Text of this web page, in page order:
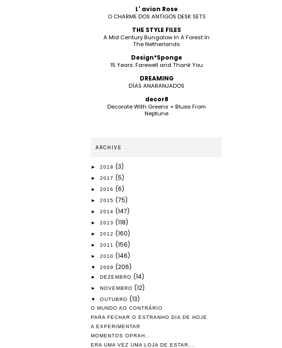
L' avion Rose
O CHARME DOS ANTIGOS DESK SETS
THE STYLE FILES
A Mid Century Bungalow In A Forest In
The Netherlands
Design*Sponge
15 Years: Farewell and Thank You
DREAMING
DÍAS ANARANJADOS
decor8
Decorate With Greens + Blues From
Neptune
ARCHIVE
► 2018 (3)
► 2017 (5)
► 2016 (6)
► 2015 (75)
► 2014 (147)
► 2013 (118)
► 2012 (160)
► 2011 (156)
► 2010 (146)
▼ 2009 (206)
► DEZEMBRO (14)
► NOVEMBRO (12)
▼ OUTUBRO (13)
O MUNDO AO CONTRÁRIO
PARA FECHAR O ESTRANHO DIA DE HOJE
A EXPERIMENTAR
MOMENTOS OPRAH...
ERA UMA VEZ UMA LOJA DE ESTAR...